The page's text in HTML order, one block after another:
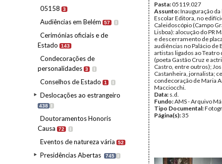
05158 3
Audiências em Belém 57 I
Cerimónias oficiais e de
Estado
143
Condecorações de
personalidades 3 I
Conselhos de Estado 1 I
Deslocações ao estrangeiro
438 I
Doutoramentos Honoris
Causa
72 I
Eventos de natureza vária 52
Presidências Abertas 745 I
Pasta:05119.027
Assunto:Inauguração
Escolar Editora, no
Caleidoscópio (Campo
Lisboa): alocução do PR
e descerramento de
audiências no Palácio de
artistas ligados ao Teatro
(poeta Gastão Cruz e
Castro, entre outros);
Castanheira, jornalista;
condecoração de Maria
Macciocchi.
Data: s.d.
Fundo:AMS - Arquivo
Tipo Documental:
Página(s):35